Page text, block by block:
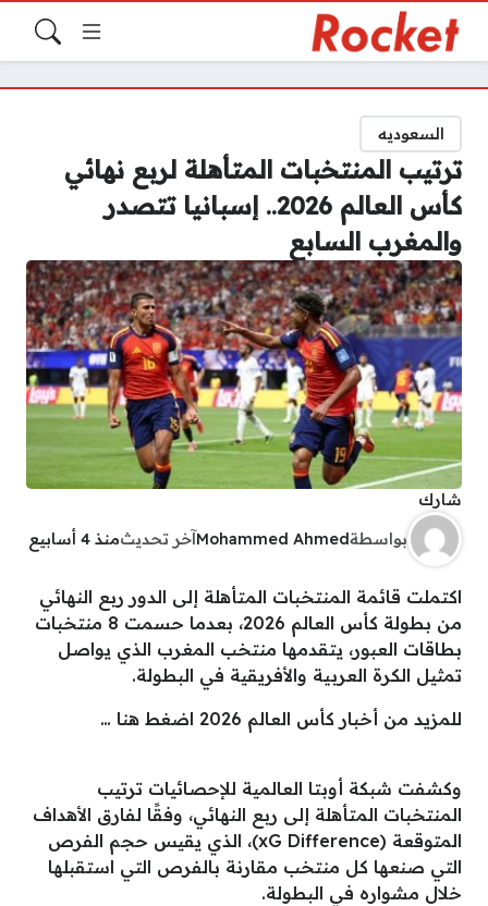
السعوديه
ترتيب المنتخبات المتأهلة لربع نهائي
كأس العالم 2026.. إسبانيا تتصدر
والمغرب السابع
شارك
بواسطةMohammed Ahmedآخر تحديثمنذ 4 أسابيع
اكتملت قائمة المنتخبات المتأهلة إلى الدور ربع النهائي
من بطولة كأس العالم 2026، بعدما حسمت 8 منتخبات
بطاقات العبور، يتقدمها منتخب المغرب الذي يواصل
تمثيل الكرة العربية والأفريقية في البطولة.
للمزيد من أخبار كأس العالم 2026 اضغط هنا …
وكشفت شبكة أوبتا العالمية للإحصائيات ترتيب
المنتخبات المتأهلة إلى ربع النهائي، وفقًا لفارق الأهداف
المتوقعة (xG Difference)، الذي يقيس حجم الفرص
التي صنعها كل منتخب مقارنة بالفرص التي استقبلها
خلال مشواره في البطولة.